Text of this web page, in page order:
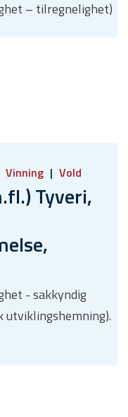
– tilregnelighet)
Vinning Vold
Tyveri,
- sakkyndig